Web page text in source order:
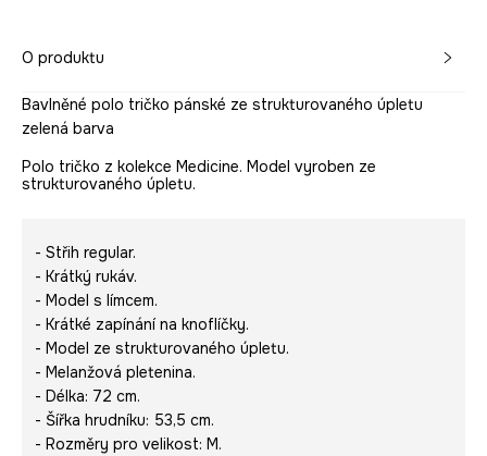
O produktu
Bavlněné polo tričko pánské ze strukturovaného úpletu
zelená barva
Polo tričko z kolekce Medicine. Model vyroben ze
strukturovaného úpletu.
- Střih regular.
- Krátký rukáv.
- Model s límcem.
- Krátké zapínání na knoflíčky.
- Model ze strukturovaného úpletu.
- Melanžová pletenina.
- Délka: 72 cm.
- Šířka hrudníku: 53,5 cm.
- Rozměry pro velikost: M.